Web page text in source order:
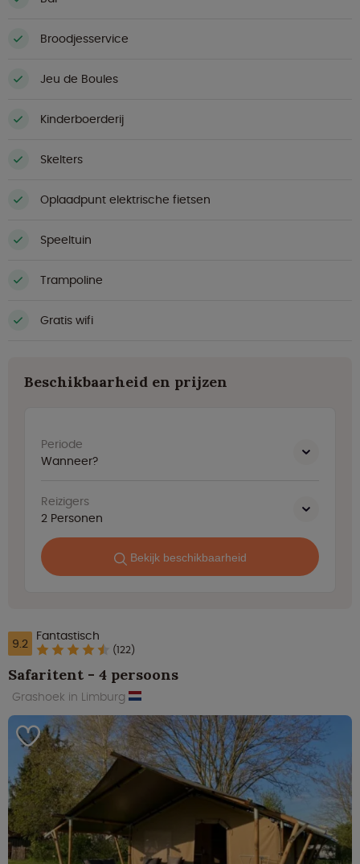
Broodjesservice
Jeu de Boules
Kinderboerderij
Skelters
Oplaadpunt elektrische fietsen
Speeltuin
Trampoline
Gratis wifi
Beschikbaarheid en prijzen
Periode
Wanneer?
Reizigers
2 Personen
Bekijk beschikbaarheid
9.2 Fantastisch
(122)
Safaritent - 4 persoons
Grashoek in Limburg